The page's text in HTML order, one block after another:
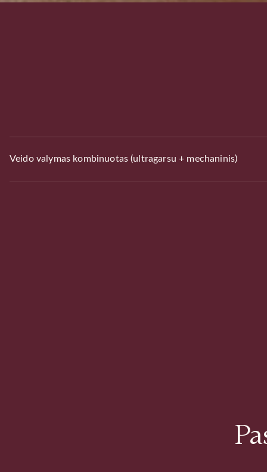
Veido valymas kombinuotas (ultragarsu + mechaninis)